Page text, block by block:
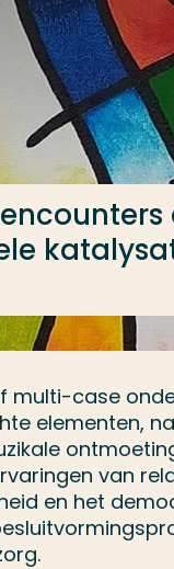
content
multi-case
elementen,
van
en het